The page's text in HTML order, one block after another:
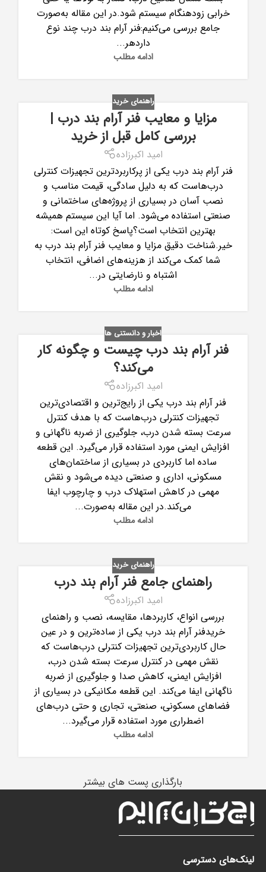
خرابی زودهنگام سیستم شود.در این مقاله به‌صورت
جامع بررسی می‌کنیم:فنر آرام بند درب چند نوع
داردهر...
ادامه مطلب
راهنمای خرید
مزایا و معایب فنر آرام بند درب |
بررسی کامل قبل از خرید
امید اکبرزاده
فنر آرام بند درب یکی از پرکاربردترین تجهیزات کنترلی
درب‌هاست که به دلیل سادگی، قیمت مناسب و
نصب آسان در بسیاری از پروژه‌های ساختمانی و
صنعتی استفاده می‌شود. اما آیا این سیستم همیشه
بهترین انتخاب است؟پاسخ کوتاه این است:
خیر.شناخت دقیق مزایا و معایب فنر آرام بند درب به
شما کمک می‌کند از هزینه‌های اضافی، انتخاب
اشتباه و نارضایتی در...
ادامه مطلب
اخبار و دانستنی ها
فنر آرام بند درب چیست و چگونه کار
می‌کند؟
امید اکبرزاده
فنر آرام بند درب یکی از رایج‌ترین و اقتصادی‌ترین
تجهیزات کنترلی درب‌هاست که با هدف کنترل
سرعت بسته شدن درب، جلوگیری از ضربه ناگهانی و
افزایش ایمنی مورد استفاده قرار می‌گیرد. این قطعه
ساده اما کاربردی در بسیاری از ساختمان‌های
مسکونی، اداری و صنعتی دیده می‌شود و نقش
مهمی در کاهش استهلاک درب و چارچوب ایفا
می‌کند.در این مقاله به‌صورت...
ادامه مطلب
راهنمای خرید
راهنمای جامع فنر آرام بند درب
امید اکبرزاده
بررسی انواع، کاربردها، مقایسه، نصب و راهنمای
خریدفنر آرام بند درب یکی از ساده‌ترین و در عین
حال کاربردی‌ترین تجهیزات کنترلی درب‌هاست که
نقش مهمی در کنترل سرعت بسته شدن درب،
افزایش ایمنی، کاهش صدا و جلوگیری از ضربه
ناگهانی ایفا می‌کند. این قطعه مکانیکی در بسیاری از
فضاهای مسکونی، صنعتی، تجاری و حتی درب‌های
اضطراری مورد استفاده قرار می‌گیرد...
ادامه مطلب
بارگذاری پست های بیشتر
لینک‌های دسترسی